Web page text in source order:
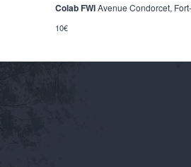
Colab FWIAvenue Condorcet,
10€